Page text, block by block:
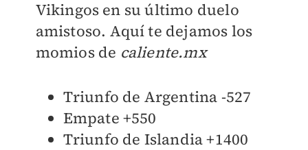
Vikingos en su último duelo
amistoso. Aquí te dejamos los
momios de caliente.mx
Triunfo de Argentina -527
Empate +550
Triunfo de Islandia +1400